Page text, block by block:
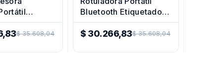
Recargable
$ 35.608,04
Bluetooth Etiquetadora
Mini Premium
$ 30.266,83
Precio
Regular
$ 35.608,04